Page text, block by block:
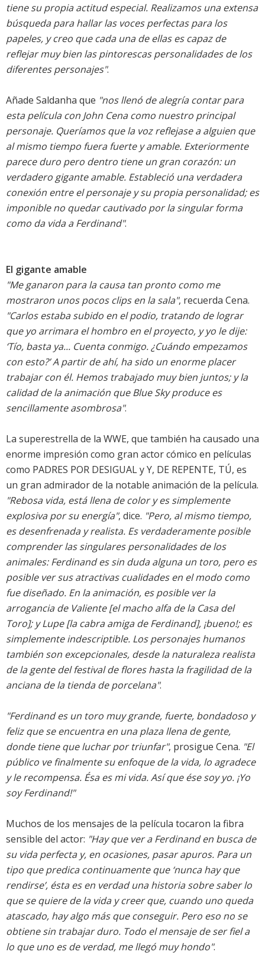
tiene su propia actitud especial. Realizamos una extensa
búsqueda para hallar las voces perfectas para los
papeles, y creo que cada una de ellas es capaz de
reflejar muy bien las pintorescas personalidades de los
diferentes personajes".
Añade Saldanha que "nos llenó de alegría contar para
esta película con John Cena como nuestro principal
personaje. Queríamos que la voz reflejase a alguien que
al mismo tiempo fuera fuerte y amable. Exteriormente
parece duro pero dentro tiene un gran corazón: un
verdadero gigante amable. Estableció una verdadera
conexión entre el personaje y su propia personalidad; es
imponible no quedar cautivado por la singular forma
como da vida a Ferdinand".
El gigante amable
"Me ganaron para la causa tan pronto como me
mostraron unos pocos clips en la sala", recuerda Cena.
"Carlos estaba subido en el podio, tratando de lograr
que yo arrimara el hombro en el proyecto, y yo le dije:
‘Tío, basta ya... Cuenta conmigo. ¿Cuándo empezamos
con esto?’ A partir de ahí, ha sido un enorme placer
trabajar con él. Hemos trabajado muy bien juntos; y la
calidad de la animación que Blue Sky produce es
sencillamente asombrosa".
La superestrella de la WWE, que también ha causado una
enorme impresión como gran actor cómico en películas
como PADRES POR DESIGUAL y Y, DE REPENTE, TÚ, es
un gran admirador de la notable animación de la película.
"Rebosa vida, está llena de color y es simplemente
explosiva por su energía", dice. "Pero, al mismo tiempo,
es desenfrenada y realista. Es verdaderamente posible
comprender las singulares personalidades de los
animales: Ferdinand es sin duda alguna un toro, pero es
posible ver sus atractivas cualidades en el modo como
fue diseñado. En la animación, es posible ver la
arrogancia de Valiente [el macho alfa de la Casa del
Toro]; y Lupe [la cabra amiga de Ferdinand], ¡bueno!; es
simplemente indescriptible. Los personajes humanos
también son excepcionales, desde la naturaleza realista
de la gente del festival de flores hasta la fragilidad de la
anciana de la tienda de porcelana".
"Ferdinand es un toro muy grande, fuerte, bondadoso y
feliz que se encuentra en una plaza llena de gente,
donde tiene que luchar por triunfar", prosigue Cena. "El
público ve finalmente su enfoque de la vida, lo agradece
y le recompensa. Ésa es mi vida. Así que ése soy yo. ¡Yo
soy Ferdinand!"
Muchos de los mensajes de la película tocaron la fibra
sensible del actor: "Hay que ver a Ferdinand en busca de
su vida perfecta y, en ocasiones, pasar apuros. Para un
tipo que predica continuamente que ‘nunca hay que
rendirse’, ésta es en verdad una historia sobre saber lo
que se quiere de la vida y creer que, cuando uno queda
atascado, hay algo más que conseguir. Pero eso no se
obtiene sin trabajar duro. Todo el mensaje de ser fiel a
lo que uno es de verdad, me llegó muy hondo".